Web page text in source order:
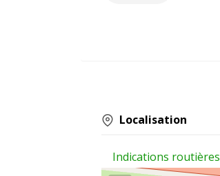
Localisation
Indications routières